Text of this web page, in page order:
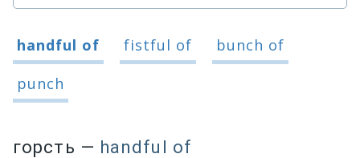
Варианты перевода слова «горсть»
handful of fistful of
bunch of
punch
горсть — handful of